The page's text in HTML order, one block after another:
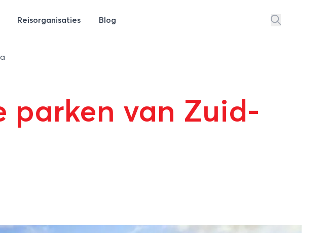
Reisorganisaties Blog
parken van Zuid-